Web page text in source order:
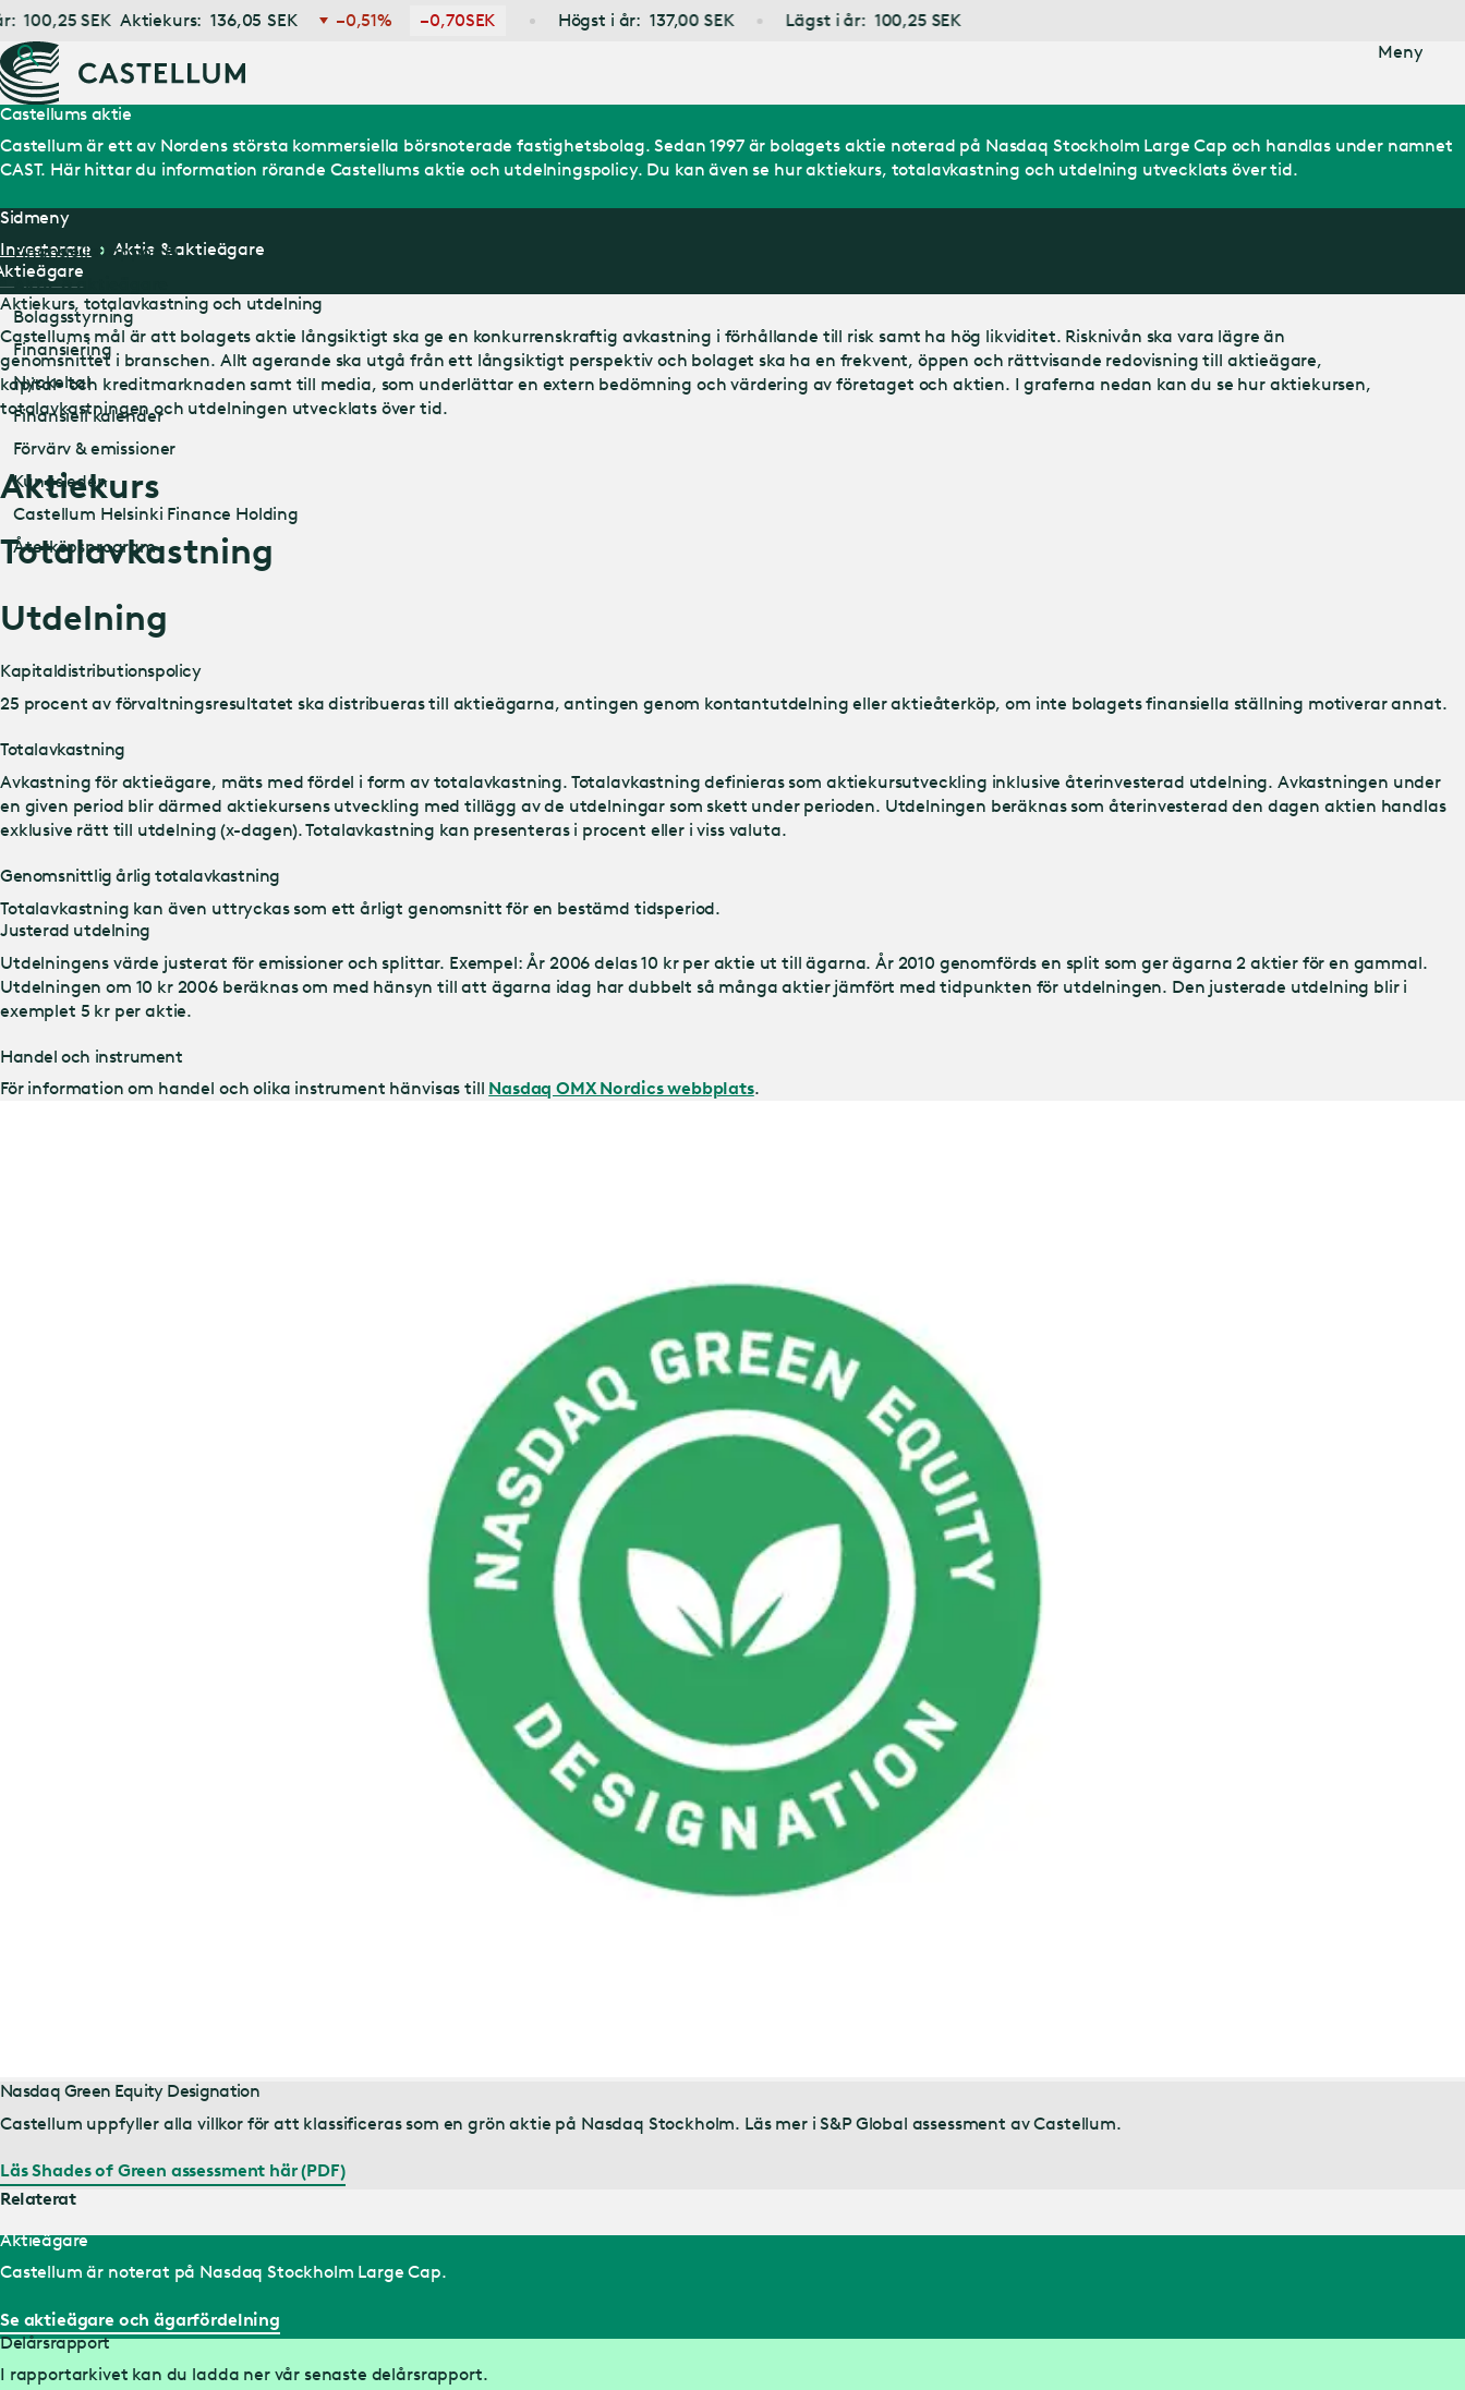
Gå till
huvudinnehåll
Aktiekurs: 136,05 SEK −0,51% −0,70SEK Högst i år: 137,00SEK Lägst i år: 100,25SEK
Meny
Finansiella rapporter
Aktie & aktieägare
Bolagsstyrning
Finansiering
Nyckeltal
Finansiell kalender
Förvärv & emissioner
Kungsleden
Castellum Helsinki Finance Holding
Återköpsprogram
Castellums aktie
Castellum är ett av Nordens största kommersiella börsnoterade fastighetsbolag. Sedan 1997 är bolagets aktie noterad på Nasdaq Stockholm Large Cap och handlas under namnet
CAST. Här hittar du information rörande Castellums aktie och utdelningspolicy. Du kan även se hur aktiekurs, totalavkastning och utdelning utvecklats över tid.
Sidmeny
Investerare
Aktie & aktieägare
Aktiekurs, totalavkastning och utdelning
Castellums mål är att bolagets aktie långsiktigt ska ge en konkurrenskraftig avkastning i förhållande till risk samt ha hög likviditet. Risknivån ska vara lägre än
genomsnittet i branschen. Allt agerande ska utgå från ett långsiktigt perspektiv och bolaget ska ha en frekvent, öppen och rättvisande redovisning till aktieägare,
kapital- och kreditmarknaden samt till media, som underlättar en extern bedömning och värdering av företaget och aktien. I graferna nedan kan du se hur aktiekursen,
totalavkastningen och utdelningen utvecklats över tid.
Aktiekurs
Totalavkastning
Utdelning
Kapitaldistributionspolicy
25 procent av förvaltningsresultatet ska distribueras till aktieägarna, antingen genom kontantutdelning eller aktieåterköp, om inte bolagets finansiella ställning motiverar annat.
Totalavkastning
Avkastning för aktieägare, mäts med fördel i form av totalavkastning. Totalavkastning definieras som aktiekursutveckling inklusive återinvesterad utdelning. Avkastningen under
en given period blir därmed aktiekursens utveckling med tillägg av de utdelningar som skett under perioden. Utdelningen beräknas som återinvesterad den dagen aktien handlas
exklusive rätt till utdelning (x-dagen). Totalavkastning kan presenteras i procent eller i viss valuta.
Genomsnittlig årlig totalavkastning
Totalavkastning kan även uttryckas som ett årligt genomsnitt för en bestämd tidsperiod.
Justerad utdelning
Utdelningens värde justerat för emissioner och splittar. Exempel: År 2006 delas 10 kr per aktie ut till ägarna. År 2010 genomförds en split som ger ägarna 2 aktier för en gammal.
Utdelningen om 10 kr 2006 beräknas om med hänsyn till att ägarna idag har dubbelt så många aktier jämfört med tidpunkten för utdelningen. Den justerade utdelning blir i
exemplet 5 kr per aktie.
Handel och instrument
För information om handel och olika instrument hänvisas till Nasdaq OMX Nordics webbplats.
Nasdaq Green Equity Designation
Castellum uppfyller alla villkor för att klassificeras som en grön aktie på Nasdaq Stockholm. Läs mer i S&P Global assessment av Castellum.
Läs Shades of Green assessment här (PDF)
Relaterat
Aktieägare
Castellum är noterat på Nasdaq Stockholm Large Cap.
Se aktieägare och ägarfördelning
Delårsrapport
I rapportarkivet kan du ladda ner vår senaste delårsrapport.